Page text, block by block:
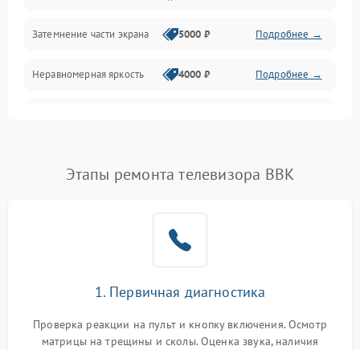
Механические повреждения
Программное обеспечение
Сеть и подключения
Затемнение части экрана 5000 ₽ Подробнее →
Неравномерная яркость 4000 ₽ Подробнее →
Этапы ремонта телевизора BBK
1. Первичная диагностика
Проверка реакции на пульт и кнопку включения. Осмотр
матрицы на трещины и сколы. Оценка звука, наличия